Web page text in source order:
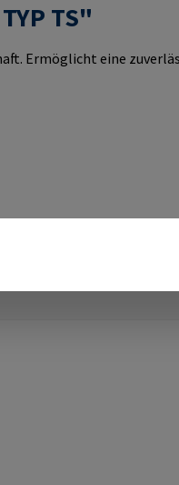
TS"
Ermöglicht eine